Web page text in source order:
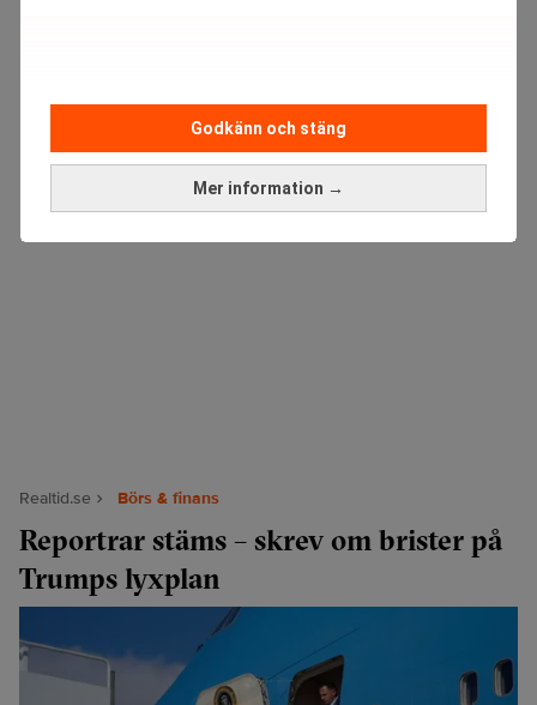
Mer information →
Godkänn och stäng
Realtid.se Börs & finans
Reportrar stäms – skrev om brister på
Trumps lyxplan